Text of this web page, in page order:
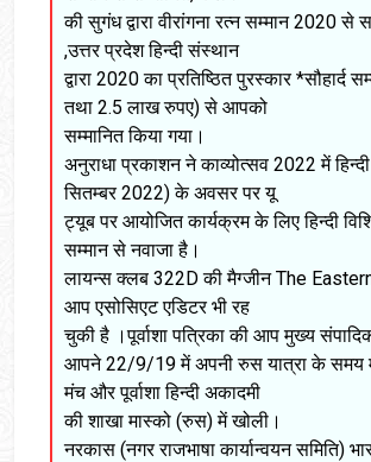
की सुगंध द्वारा वीरांगना रत्न सम्मान 2020 से
,उत्तर प्रदेश हिन्दी संस्थान
द्वारा 2020 का प्रतिष्ठित पुरस्कार *सौहार्द
तथा 2.5 लाख रुपए) से आपको
सम्मानित किया गया।
अनुराधा प्रकाशन ने काव्योत्सव 2022 में
सितम्बर 2022) के अवसर पर यू
ट्यूब पर आयोजित कार्यक्रम के लिए हिन्दी
सम्मान से नवाजा है।
लायन्स क्लब 322D की मैग्जीन The
आप एसोसिएट एडिटर भी रह
चुकी है ।पूर्वाशा पत्रिका की आप मुख्य
आपने 22/9/19 में अपनी रुस यात्रा के समय
मंच और पूर्वाशा हिन्दी अकादमी
की शाखा मास्को (रुस) में खोली।
नरकास (नगर राजभाषा कार्यान्वयन समिति)